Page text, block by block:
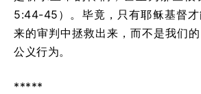
5:44-45）。毕竟，只有耶稣基督
来的审判中拯救出来，而不是我们的
公义行为。
*****